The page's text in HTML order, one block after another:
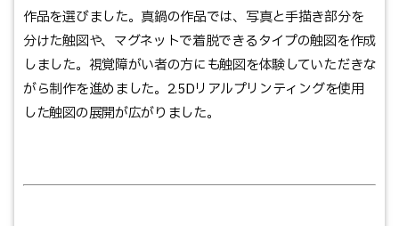
作品を選びました。真鍋の作品では、写真と手描き部分を
分けた触図や、マグネットで着脱できるタイプの触図を作成
しました。視覚障がい者の方にも触図を体験していただきな
がら制作を進めました。2.5Dリアルプリンティングを使用
した触図の展開が広がりました。